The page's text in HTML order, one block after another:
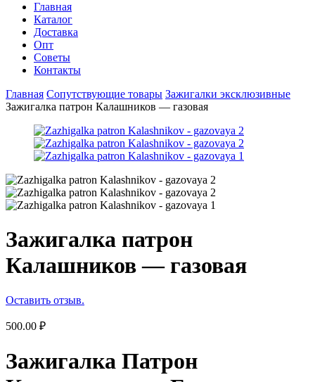
Главная
Каталог
Доставка
Опт
Советы
Контакты
Главная Сопутствующие товары Зажигалки эксклюзивные
Зажигалка патрон Калашников — газовая
Зажигалка патрон
Калашников — газовая
Оставить отзыв.
500.00 ₽
Зажигалка Патрон